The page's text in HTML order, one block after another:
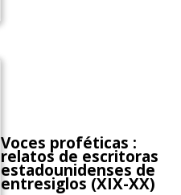
Voces proféticas :
relatos de escritoras
estadounidenses de
entresiglos (XIX-XX)